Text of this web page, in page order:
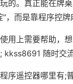
的。真正能在牌
，而是靠程序控牌
用上需要帮助，
kkss8691 随时交流
序遥控器哪里有;